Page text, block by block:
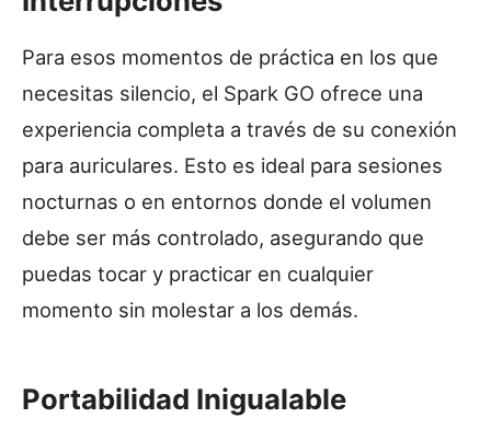
Para esos momentos de práctica en los que
necesitas silencio, el Spark GO ofrece una
experiencia completa a través de su conexión
para auriculares. Esto es ideal para sesiones
nocturnas o en entornos donde el volumen
debe ser más controlado, asegurando que
puedas tocar y practicar en cualquier
momento sin molestar a los demás.
Portabilidad Inigualable